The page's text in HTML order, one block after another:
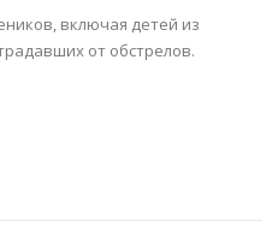
включая детей из
от обстрелов.